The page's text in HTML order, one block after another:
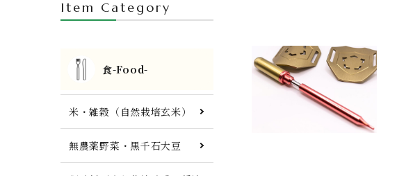
FTWプレート・調理器具他
Item Category
食-Food-
米・雑穀（自然栽培玄米）
無農薬野菜・黒千石大豆